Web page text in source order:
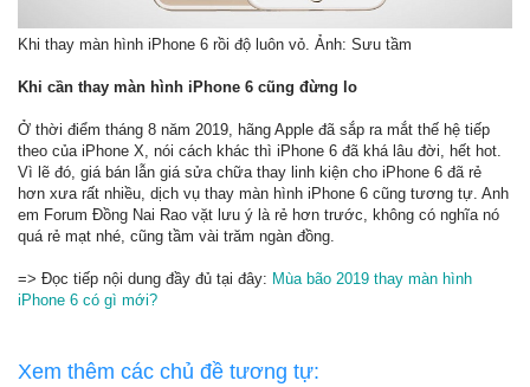
Khi thay màn hình iPhone 6 rồi độ luôn vỏ. Ảnh: Sưu tầm
Khi cần thay màn hình iPhone 6 cũng đừng lo
Ở thời điểm tháng 8 năm 2019, hãng Apple đã sắp ra mắt thế hệ tiếp
theo của iPhone X, nói cách khác thì iPhone 6 đã khá lâu đời, hết hot.
Vì lẽ đó, giá bán lẫn giá sửa chữa thay linh kiện cho iPhone 6 đã rẻ
hơn xưa rất nhiều, dịch vụ thay màn hình iPhone 6 cũng tương tự. Anh
em Forum Đồng Nai Rao vặt lưu ý là rẻ hơn trước, không có nghĩa nó
quá rẻ mạt nhé, cũng tầm vài trăm ngàn đồng.
=> Đọc tiếp nội dung đầy đủ tại đây: Mùa bão 2019 thay màn hình
iPhone 6 có gì mới?
Xem thêm các chủ đề tương tự: